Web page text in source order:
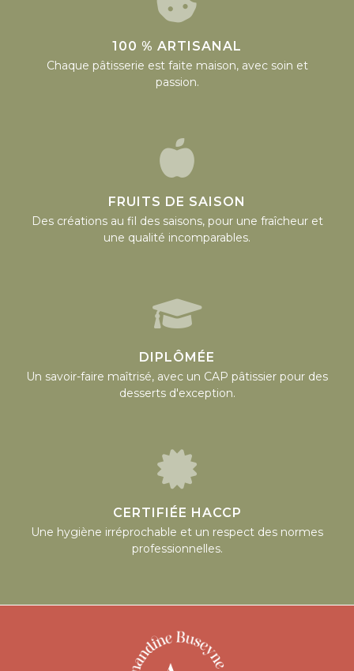
100 % ARTISANAL
Chaque pâtisserie est faite maison, avec soin et
passion.
FRUITS DE SAISON
Des créations au fil des saisons, pour une fraîcheur et
une qualité incomparables.
DIPLÔMÉE
Un savoir-faire maîtrisé, avec un CAP pâtissier pour des
desserts d'exception.
CERTIFIÉE HACCP
Une hygiène irréprochable et un respect des normes
professionnelles.